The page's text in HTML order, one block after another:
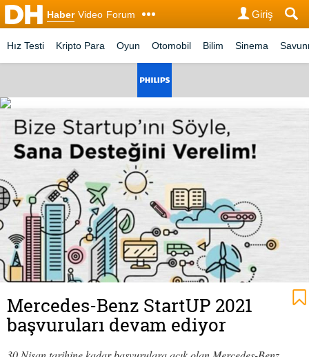
Haber Video Forum Giriş
Hız Testi Kripto Para Oyun Otomobil Bilim Sinema
Mercedes-Benz StartUP 2021
başvuruları devam ediyor